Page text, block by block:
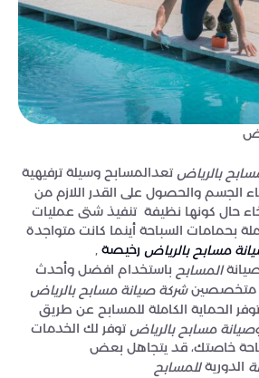
بالرياض تعدالمسابح وسيلة ترفيهية
الجسم والحصول على القدر اللازم من
حال كونها نظيفة تنفيذ شتى عمليات
بحمامات السباحة أينما كانت متواجدة
مسابح بالرياض رخيصة ,
المسابح باستخدام افضل وأحدث
متخصصينشركة صيانة مسابح بالرياض
الحماية الكاملة للمسابح عن طريق
مسابح بالرياض توفر لك الخدمات
خاصتك، قد يتجاهل بعض
الدوريةللمسابح